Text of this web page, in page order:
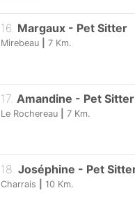
16 Margaux - Pet Sitter
Mirebeau 7 Km.
17. Amandine - Pet Sitter
Le Rochereau 7 Km.
18. Joséphine - Pet
Charrais 10 Km.